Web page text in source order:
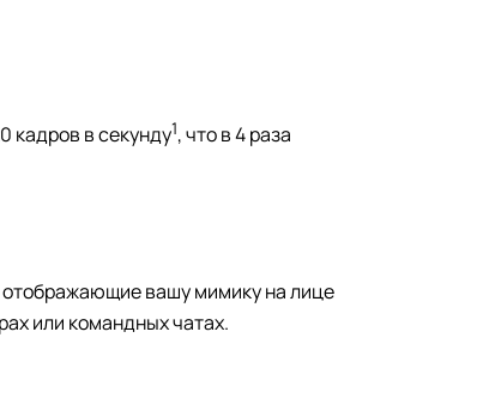
кадров в секунду1, что в 4 раза
отображающие вашу мимику на лице
или командных чатах.